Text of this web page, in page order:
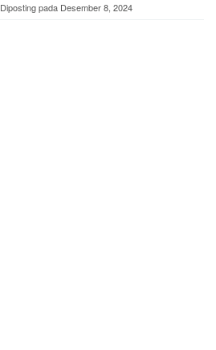
Diposting pada Desember 8, 2024